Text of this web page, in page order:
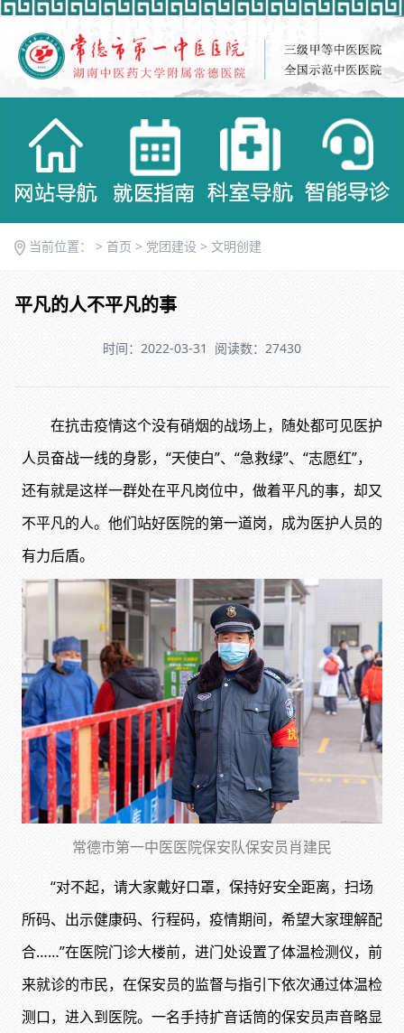
当前位置： > 首页 > 党团建设 > 文明创建
平凡的人不平凡的事
时间：2022-03-31 阅读数：27430
在抗击疫情这个没有硝烟的战场上，随处都可见医护
人员奋战一线的身影，“天使白”、“急救绿”、“志愿红”，
还有就是这样一群处在平凡岗位中，做着平凡的事，却又
不平凡的人。他们站好医院的第一道岗，成为医护人员的
有力后盾。
常德市第一中医医院保安队保安员肖建民
“对不起，请大家戴好口罩，保持好安全距离，扫场
所码、出示健康码、行程码，疫情期间，希望大家理解配
合……”在医院门诊大楼前，进门处设置了体温检测仪，前
来就诊的市民，在保安员的监督与指引下依次通过体温检
测口，进入到医院。一名手持扩音话筒的保安员声音略显